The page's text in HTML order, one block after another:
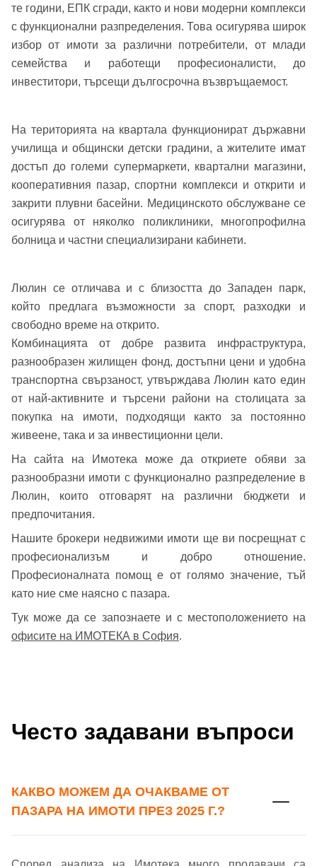
Вход Регистрация
Парола
или използвай профил
Вход с Facebook
те години, ЕПК сгради, както и нови модерни комплекси
с функционални разпределения. Това осигурява широк
избор от имоти за различни потребители, от млади
семейства и работещи професионалисти, до
инвеститори, търсещи дългосрочна възвръщаемост.
На територията на квартала функционират държавни
училища и общински детски градини, а жителите имат
достъп до големи супермаркети, квартални магазини,
кооперативния пазар, спортни комплекси и открити и
закрити плувни басейни. Медицинското обслужване се
осигурява от няколко поликлиники, многопрофилна
болница и частни специализирани кабинети.
Люлин се отличава и с близостта до Западен парк,
който предлага възможности за спорт, разходки и
свободно време на открито.
Комбинацията от добре развита инфраструктура,
разнообразен жилищен фонд, достъпни цени и удобна
транспортна свързаност, утвърждава Люлин като един
от най-активните и търсени райони на столицата за
покупка на имоти, подходящи както за постоянно
живеене, така и за инвестиционни цели.
На сайта на Имотека може да откриете обяви за
разнообразни имоти с функционално разпределение в
Люлин, които отговарят на различни бюджети и
предпочитания.
Нашите брокери недвижими имоти ще ви посрещнат с
професионализъм и добро отношение.
Професионалната помощ е от голямо значение, тъй
като ние сме наясно с пазара.
Тук може да се запознаете и с местоположението на
офисите на ИМОТЕКА в София.
Често задавани въпроси
КАКВО МОЖЕМ ДА ОЧАКВАМЕ ОТ
ПАЗАРА НА ИМОТИ ПРЕЗ 2025 Г.?
Име*
▼
Заяви оглед
Вашето запитване стигна до нас. Ще